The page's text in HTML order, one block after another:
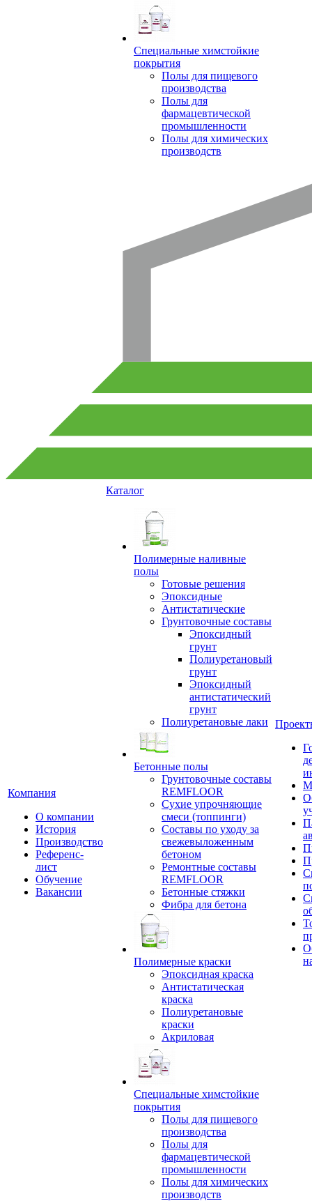
Специальные химстойкие
покрытия
Полы для пищевого
производства
Полы для
фармацевтической
промышленности
Полы для химических
производств
Компания
О компании
История
Производство
Референс-
лист
Обучение
Вакансии
Каталог
Полимерные наливные
полы
Готовые решения
Эпоксидные
Антистатические
Грунтовочные составы
Эпоксидный
грунт
Полиуретановый
грунт
Эпоксидный
антистатический
грунт
Полиуретановые лаки
Бетонные полы
Грунтовочные составы
REMFLOOR
Сухие упрочняющие
смеси (топпинги)
Составы по уходу за
свежевыложенным
бетоном
Ремонтные составы
REMFLOOR
Бетонные стяжки
Фибра для бетона
Полимерные краски
Эпоксидная краска
Антистатическая
краска
Полиуретановые
краски
Акриловая
Специальные химстойкие
покрытия
Полы для пищевого
производства
Полы для
фармацевтической
промышленности
Полы для химических
производств